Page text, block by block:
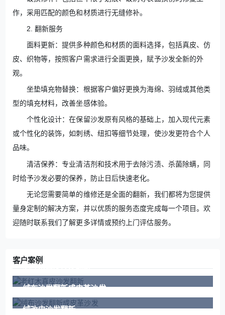
作，采用匹配的颜色和材质进行无缝修补。
2. 翻新服务
面料更新：提供多种颜色和材质的面料选择，包括真皮、仿
皮、织物等，按照客户需求进行全面更换，赋予沙发全新的外
观。
坐垫填充物替换：根据客户偏好更换为海绵、羽绒或其他类
型的填充材料，改善坐感体验。
个性化设计：在保留沙发原有风格的基础上，加入现代元素
或个性化的装饰，如刺绣、纽扣等细节处理，使沙发更符合个人
品味。
清洁保养：专业清洁剂和技术用于去除污渍、杀菌除螨，同
时给予沙发必要的保养，防止日后快速老化。
无论您需要简单的维修还是全面的翻新，我们都将为您提供
量身定制的解决方案，并以优质的服务态度完成每一个项目。欢
迎随时联系我们了解更多详情或预约上门评估服务。
客户案例
老红木真皮沙发翻新
绒布沙发翻新成皮革沙发
绒改皮沙发翻新